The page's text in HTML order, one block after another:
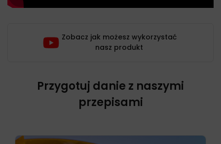
Zobacz jak możesz wykorzystać
nasz produkt
Przygotuj danie z naszymi
przepisami